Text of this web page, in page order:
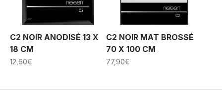
C2 NOIR ANODISÉ 13 X
18 CM
12,60€
C2 NOIR MAT BROSSÉ
70 X 100 CM
77,90€